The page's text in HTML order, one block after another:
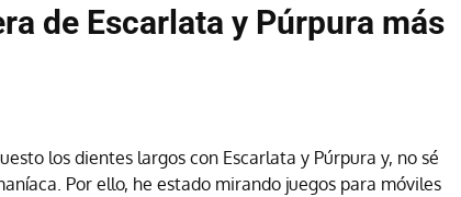
de Escarlata y Púrpura más
los dientes largos con Escarlata y Púrpura y, no sé
Por ello, he estado mirando juegos para móviles